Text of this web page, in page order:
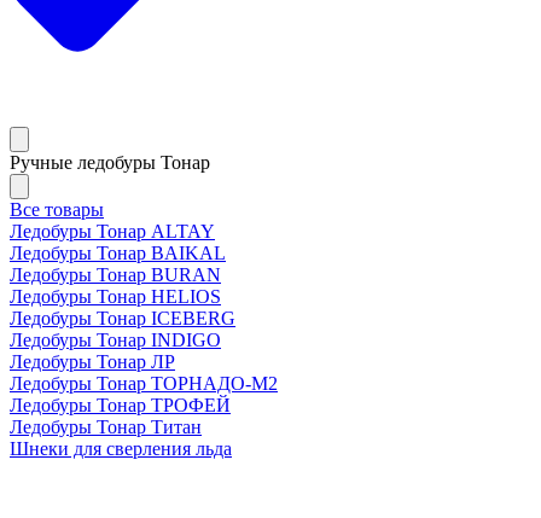
Ручные ледобуры Тонар
Все товары
Ледобуры Тонар ALTAY
Ледобуры Тонар BAIKAL
Ледобуры Тонар BURAN
Ледобуры Тонар HELIOS
Ледобуры Тонар ICEBERG
Ледобуры Тонар INDIGO
Ледобуры Тонар ЛР
Ледобуры Тонар ТОРНАДО-М2
Ледобуры Тонар ТРОФЕЙ
Ледобуры Тонар Титан
Шнеки для сверления льда